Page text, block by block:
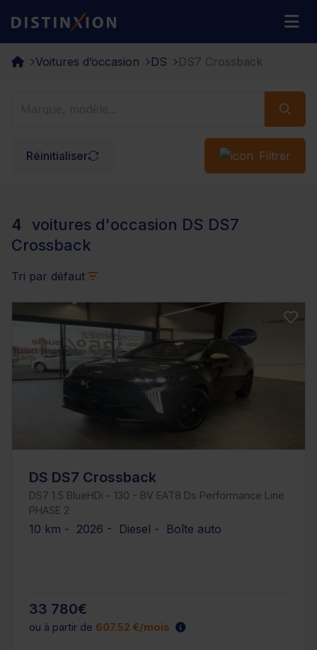
Distinxion
Voitures d’occasion DS DS7 Crossback
Réinitialiser Filtrer
4
voitures d'occasion DS DS7
Crossback
Tri par défaut
DS DS7 Crossback
DS7 1.5 BlueHDi - 130 - BV EAT8 Ds Performance Line
PHASE 2
10 km - 2026 - Diesel - Boîte auto
33 780€
ou à partir de 607.52 €/mois